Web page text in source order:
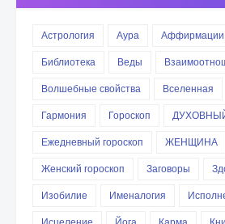
Астрология Аура Аффирмации
Библиотека
Веды
Волшебные свойства
Вселенная
Гармония
Гороскоп
Ежедневный гороскоп
ЖЕНЩИНА
Женский гороскоп
Заговоры
Изобилие
Именалогия